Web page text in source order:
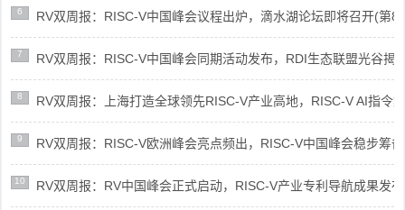
6 RV双周报：RISC-V中国峰会议程出炉，滴水湖论坛即将召开(第
7 RV双周报：RISC-V中国峰会同期活动发布，RDI生态联盟光谷揭
8 RV双周报：上海打造全球领先RISC-V产业高地，RISC-V AI指令
9 RV双周报：RISC-V欧洲峰会亮点频出，RISC-V中国峰会稳步筹
10 RV双周报：RV中国峰会正式启动，RISC-V产业专利导航成果发